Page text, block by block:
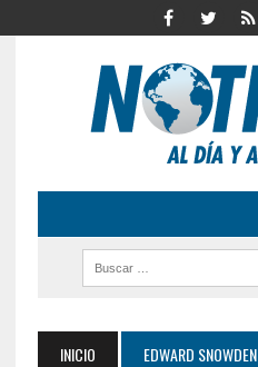
INICIO EDWARD SNOWDEN